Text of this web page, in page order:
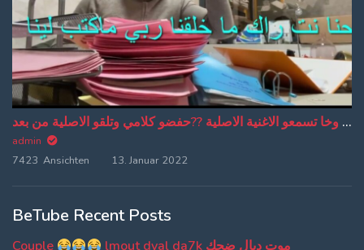
من دبا غادي تبقاو تسمعو ترجمة ديالي وخا تسمعو الاغنية الاصلية ??حفضو كلامي وتلقو الاصلية من بعد
admin
7423 Ansichten
13. Januar 2022
BeTube Recent Posts
Couple
lmout dyal da7k موت ديال ضحك